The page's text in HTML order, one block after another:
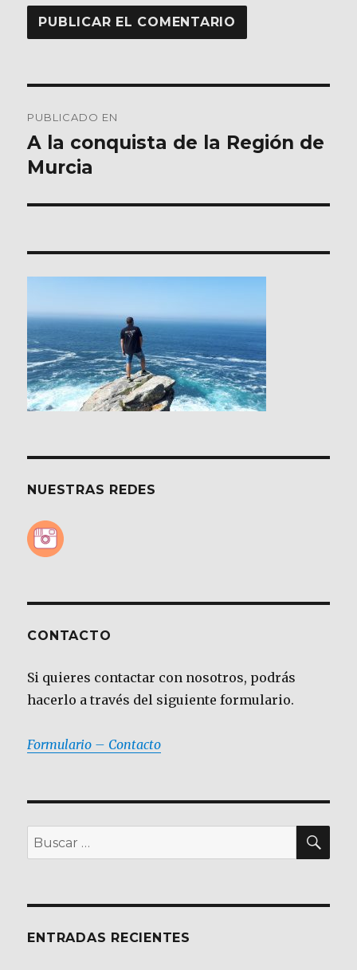
de
entradas
PUBLICADO EN
A la conquista de la Región de
Murcia
NUESTRAS REDES
CONTACTO
Si quieres contactar con nosotros, podrás
hacerlo a través del siguiente formulario.
Formulario – Contacto
Buscar
por:
ENTRADAS RECIENTES